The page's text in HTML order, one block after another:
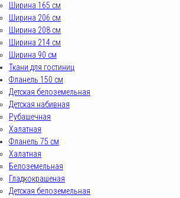
Ширина 165 см
Ширина 206 см
Ширина 208 см
Ширина 214 см
Ширина 90 см
Ткани для гостиниц
Фланель 150 см
Детская белоземельная
Детская набивная
Рубашечная
Халатная
Фланель 75 см
Халатная
Белоземельная
Гладкокрашеная
Детская белоземельная